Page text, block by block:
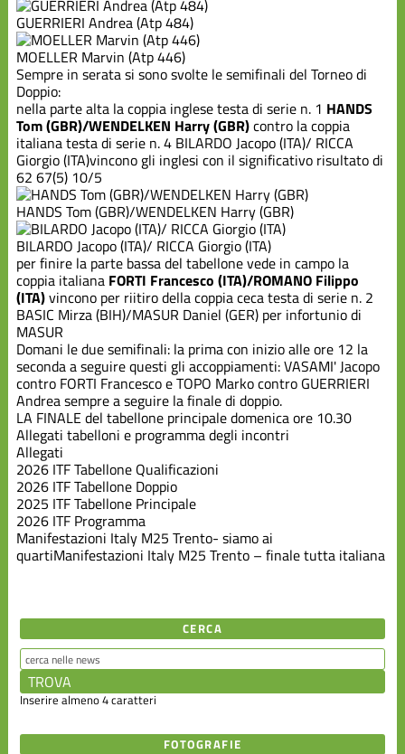
GUERRIERI Andrea (Atp 484)
MOELLER Marvin (Atp 446)
Sempre in serata si sono svolte le semifinali del Torneo di
Doppio:
nella parte alta la coppia inglese testa di serie n. 1 HANDS
Tom (GBR)/WENDELKEN Harry (GBR)contro la coppia
italiana testa di serie n. 4 BILARDO Jacopo (ITA)/ RICCA
Giorgio (ITA)vincono gli inglesi con il significativo risultato di
62 67(5) 10/5
HANDS Tom (GBR)/WENDELKEN Harry (GBR)
BILARDO Jacopo (ITA)/ RICCA Giorgio (ITA)
per finire la parte bassa del tabellone vede in campo la
coppia italiana FORTI Francesco (ITA)/ROMANO Filippo
(ITA)vincono per riitiro della coppia ceca testa di serie n. 2
BASIC Mirza (BIH)/MASUR Daniel (GER) per infortunio di
MASUR
Domani le due semifinali: la prima con inizio alle ore 12 la
seconda a seguire questi gli accoppiamenti: VASAMI' Jacopo
contro FORTI Francesco e TOPO Marko contro GUERRIERI
Andrea sempre a seguire la finale di doppio.
LA FINALE del tabellone principale domenica ore 10.30
Allegati tabelloni e programma degli incontri
Allegati
2026 ITF Tabellone Qualificazioni
2026 ITF Tabellone Doppio
2025 ITF Tabellone Principale
2026 ITF Programma
Manifestazioni Italy M25 Trento- siamo ai
quartiManifestazioni Italy M25 Trento – finale tutta italiana
CERCA
Inserire almeno 4 caratteri
FOTOGRAFIE